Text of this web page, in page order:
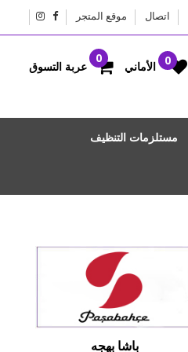
اتصال موقع المتجر
مستلزمات التنظيف
الأماني عربة التسوق
باشا بهجه